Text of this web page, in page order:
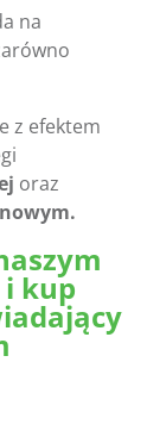
na
z efektem
oraz
kup